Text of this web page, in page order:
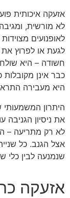
אזעקה איכותית
לא מורשית,
לאופנועים מצוידות
לגעת או לפרוץ
חשודה – היא
כבר אינן
היא מעבירה
היתרון המשמעותי
את ניסיון
לא רק מתריעה –
אצל הגנב. כל
שנמנעה לבין כלי
אזעקה